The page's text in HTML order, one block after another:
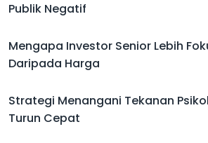
Publik Negatif
Mengapa Investor Senior Lebih
Daripada Harga
Strategi Menangani Tekanan
Turun Cepat